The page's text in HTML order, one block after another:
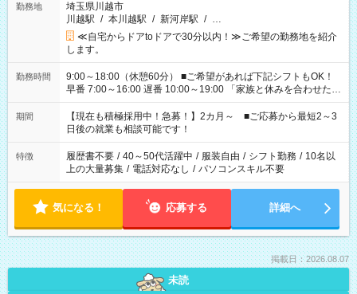
勤務地
埼玉県川越市
川越駅 / 本川越駅 / 新河岸駅 / …
≪自宅からドアtoドアで30分以内！≫ご希望の勤務地を紹介
します。
勤務時間
9:00～18:00（休憩60分） ■ご希望があれば下記シフトもOK！
早番 7:00～16:00 遅番 10:00～19:00 「家族と休みを合わせた
い」 「余裕を持って夕飯の準備がしたい」 「できれば残業はし
たくない」 など、ご希望を教えてくださいね。 ※Wワーク希望
の方へ 今ご覧のお仕事で希望する勤務時間と、もう1つのお仕事
の勤務時間。 合計で週40時間を超える場合は応募できません。
期間
【現在も積極採用中！急募！】2カ月～ ■ご応募から最短2～3
日後の就業も相談可能です！
特徴 履歴書不要 / 40～50代活躍中 / 服装自由 / シフト勤務 / 10名以
上の大量募集 / 電話対応なし / パソコンスキル不要
気になる！ 応募する 詳細へ
掲載日：2026.08.07
未読